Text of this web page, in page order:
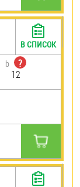
b
?
12
В СПИСОК